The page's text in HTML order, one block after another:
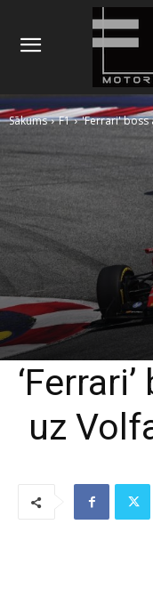
Sākums F1 'Ferrari' boss
uz